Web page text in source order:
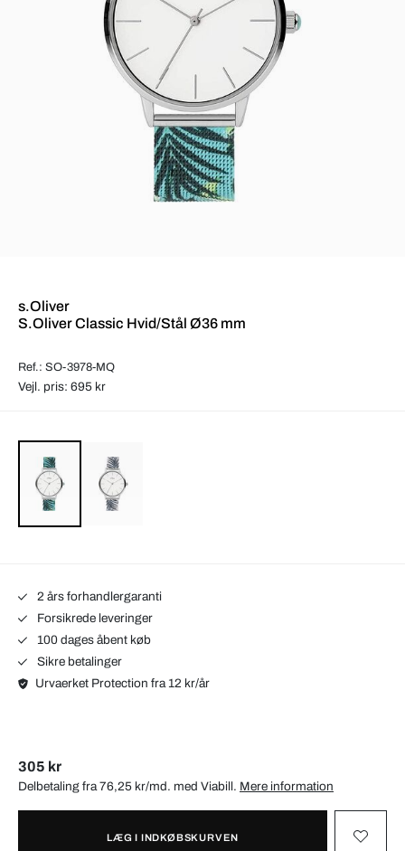
s.Oliver
S.Oliver Classic Hvid/Stål Ø36 mm
Ref.: SO-3978-MQ
Vejl. pris: 695 kr
2 års forhandlergaranti
Forsikrede leveringer
100 dages åbent køb
Sikre betalinger
Urvaerket Protection fra 12 kr/år
305 kr
Delbetaling fra 76,25 kr/md. med Viabill. Mere information
LÆG I INDKØBSKURVEN